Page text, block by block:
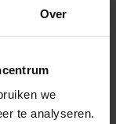
Over
we
te analyseren.